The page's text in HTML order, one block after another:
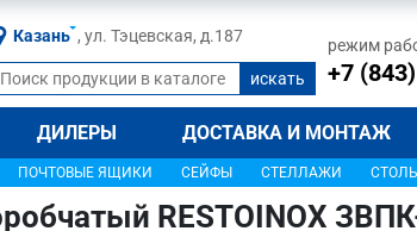
Казань , ул. Тэцевская, д.187 режим
+7
ДИЛЕРЫ ДОСТАВКА И МОНТАЖ
ПОЧТОВЫЕ ЯЩИКИ СЕЙФЫ СТЕЛЛАЖИ СТОЛЫ
RESTOINOX